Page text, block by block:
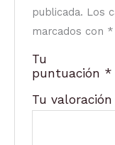
publicada. Los
marcados con *
Tu
puntuación *
Tu valoración